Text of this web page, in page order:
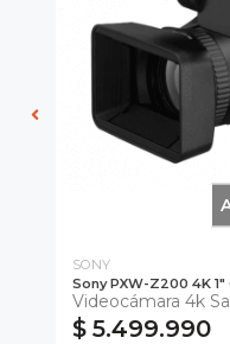
SONY
Sony PXW-Z200 4K 1"
Videocámara 4k
$ 5.499.990